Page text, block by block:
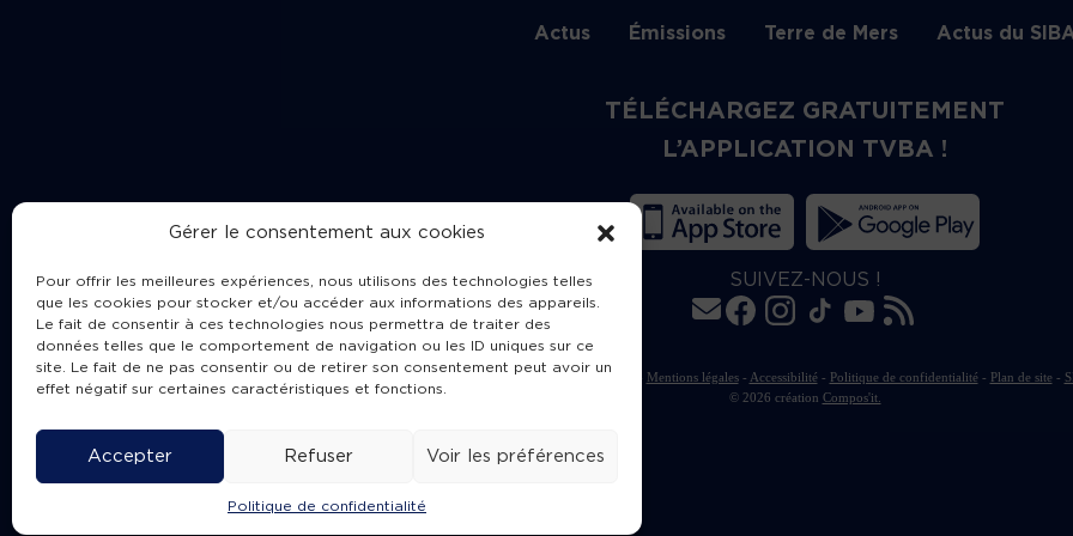
Gérer le consentement aux cookies
Pour offrir les meilleures expériences, nous utilisons des technologies telles
que les cookies pour stocker et/ou accéder aux informations des appareils.
Le fait de consentir à ces technologies nous permettra de traiter des
données telles que le comportement de navigation ou les ID uniques sur ce
site. Le fait de ne pas consentir ou de retirer son consentement peut avoir un
effet négatif sur certaines caractéristiques et fonctions.
Accepter Refuser Voir les préférences
Politique de confidentialité
Actus Émissions Terre de Mers Actus du
TÉLÉCHARGEZ GRATUITEMENT
L’APPLICATION TVBA !
SUIVEZ-NOUS !
Charte de publication Mentions légales- Accessibilité- Politique de confidentialité- Plan de site-
© 2026 création Compos'it.